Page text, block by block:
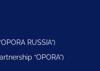
RUSSIA”)
“OPORA”)